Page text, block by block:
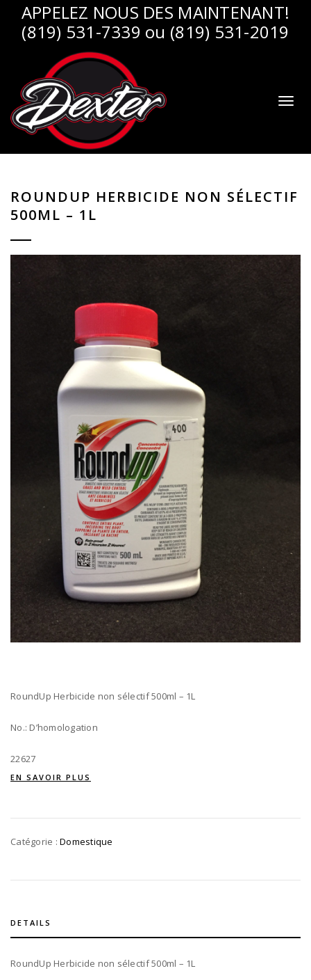
APPELEZ NOUS DES MAINTENANT!
(819) 531-7339 ou (819) 531-2019
Toggle
ROUNDUP HERBICIDE NON SÉLECTIF
500ML – 1L
RoundUp Herbicide non sélectif 500ml – 1L
No.: D’homologation
22627
EN SAVOIR PLUS
Catégorie :Domestique
DETAILS
RoundUp Herbicide non sélectif 500ml – 1L